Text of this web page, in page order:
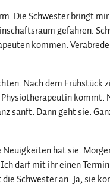
Die Schwester bringt
gefahren.
kommen.
Nach dem Frühstück
kommt.
sanft. Dann geht sie.
hat sie.
darf mit ihr einen
Schwester an. Ja, sie